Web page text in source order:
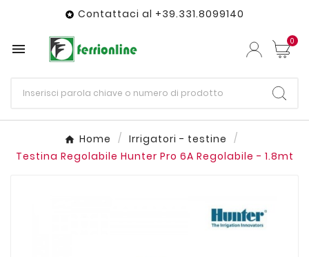
 Contattaci al +39.331.8099140
 0
Home
Irrigatori - testine
Testina Regolabile Hunter Pro 6A Regolabile - 1.8mt